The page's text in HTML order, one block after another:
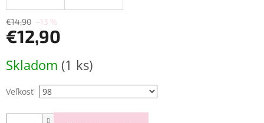
€14,90 –13 %
€12,90
cena:
Skladom (1 ks)
Veľkosť